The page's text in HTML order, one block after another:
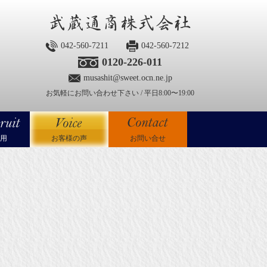
042-560-7211 042-560-7212
0120-226-011
musashit@sweet.ocn.ne.jp
お気軽にお問い合わせ下さい / 平日8:00〜19:00
お客様の声 お問い合せ